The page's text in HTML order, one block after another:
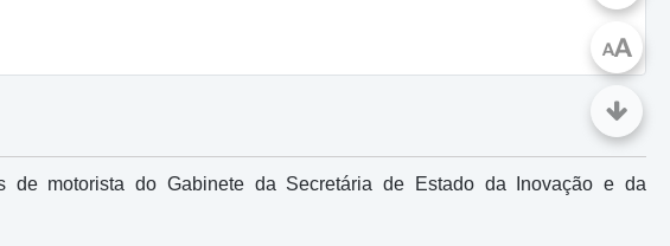
motorista do Gabinete da Secretária de Estado da Inovação e da
AA